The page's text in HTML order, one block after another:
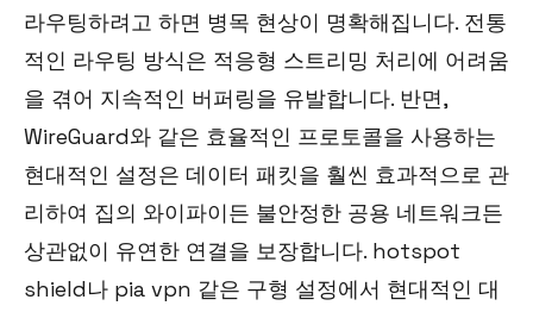
라우팅하려고 하면 병목 현상이 명확해집니다. 전통
적인 라우팅 방식은 적응형 스트리밍 처리에 어려움
을 겪어 지속적인 버퍼링을 유발합니다. 반면,
WireGuard와 같은 효율적인 프로토콜을 사용하는
현대적인 설정은 데이터 패킷을 훨씬 효과적으로 관
리하여 집의 와이파이든 불안정한 공용 네트워크든
상관없이 유연한 연결을 보장합니다. hotspot
shield나 pia vpn 같은 구형 설정에서 현대적인 대